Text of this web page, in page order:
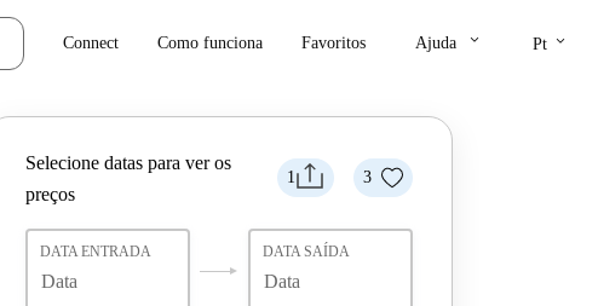
Connect Como funciona Favoritos Ajuda keyboard_arrow_down Pt keyboard_arrow_down
1 3
Selecione datas para ver os
preços
DATA ENTRADA DATA SAÍDA